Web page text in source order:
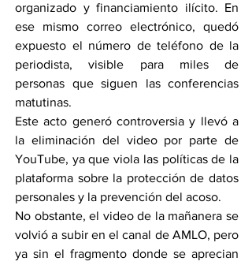
organizado y financiamiento ilícito. En
ese mismo correo electrónico, quedó
expuesto el número de teléfono de la
periodista, visible para miles de
personas que siguen las conferencias
matutinas.
Este acto generó controversia y llevó a
la eliminación del video por parte de
YouTube, ya que viola las políticas de la
plataforma sobre la protección de datos
personales y la prevención del acoso.
No obstante, el video de la mañanera se
volvió a subir en el canal de AMLO, pero
ya sin el fragmento donde se aprecian